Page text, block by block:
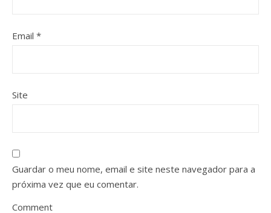
Email *
Site
Guardar o meu nome, email e site neste navegador para a
próxima vez que eu comentar.
Comment